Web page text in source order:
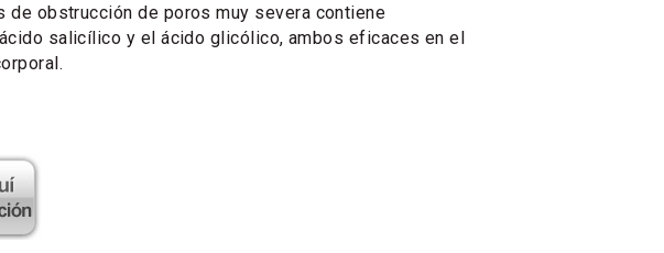
de obstrucción de poros muy severa contiene
salicílico y el ácido glicólico, ambos eficaces en el